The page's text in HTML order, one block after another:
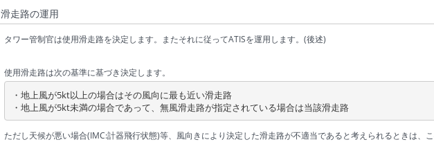
滑走路の運用
タワー管制官は使用滑走路を決定します。またそれに従ってATISを運用します。(後述)
使用滑走路は次の基準に基づき決定します。
・地上風が5kt以上の場合はその風向に最も近い滑走路
・地上風が5kt未満の場合であって、無風滑走路が指定されている場合は当該滑走路
ただし天候が悪い場合(IMC:計器飛行状態)等、風向きにより決定した滑走路が不適当であると考えられるときは、